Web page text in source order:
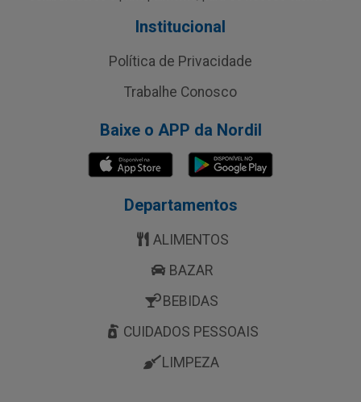
Institucional
Política de Privacidade
Trabalhe Conosco
Baixe o APP da Nordil
Departamentos
ALIMENTOS
BAZAR
BEBIDAS
CUIDADOS PESSOAIS
LIMPEZA